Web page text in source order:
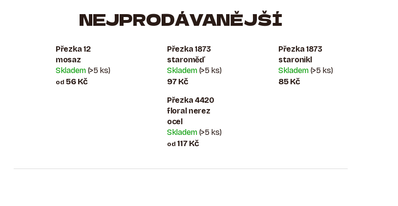
NEJPRODÁVANĚJŠÍ
Přezka 12
mosaz
Skladem (>5 ks)
od 56 Kč
Přezka 1873
staroměď
Skladem (>5 ks)
97 Kč
Přezka 1873
staronikl
Skladem (>5 ks)
85 Kč
Přezka 4420
floral nerez
ocel
Skladem (>5 ks)
od 117 Kč